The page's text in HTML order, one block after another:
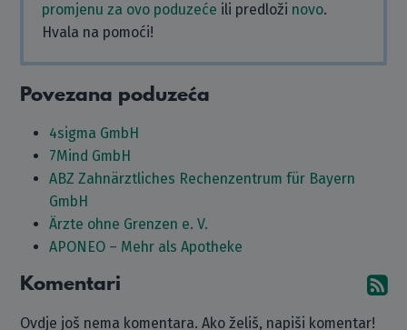
promjenu za ovo poduzeće ili predloži novo.
Hvala na pomoći!
Povezana poduzeća
4sigma GmbH
7Mind GmbH
ABZ Zahnärztliches Rechenzentrum für Bayern
GmbH
Ärzte ohne Grenzen e. V.
APONEO – Mehr als Apotheke
Komentari
Ovdje još nema komentara. Ako želiš, napiši komentar!